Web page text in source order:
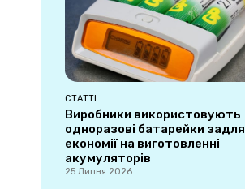
СТАТТІ
Виробники використовують
одноразові батарейки задля
економії на виготовленні
акумуляторів
25 Липня 2026